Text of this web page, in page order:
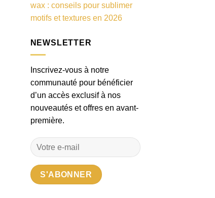
wax : conseils pour sublimer
motifs et textures en 2026
NEWSLETTER
Inscrivez-vous à notre
communauté pour bénéficier
d’un accès exclusif à nos
nouveautés et offres en avant-
première.